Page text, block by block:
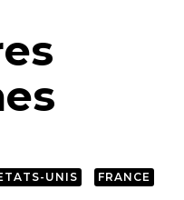
UNIS
FRANCE